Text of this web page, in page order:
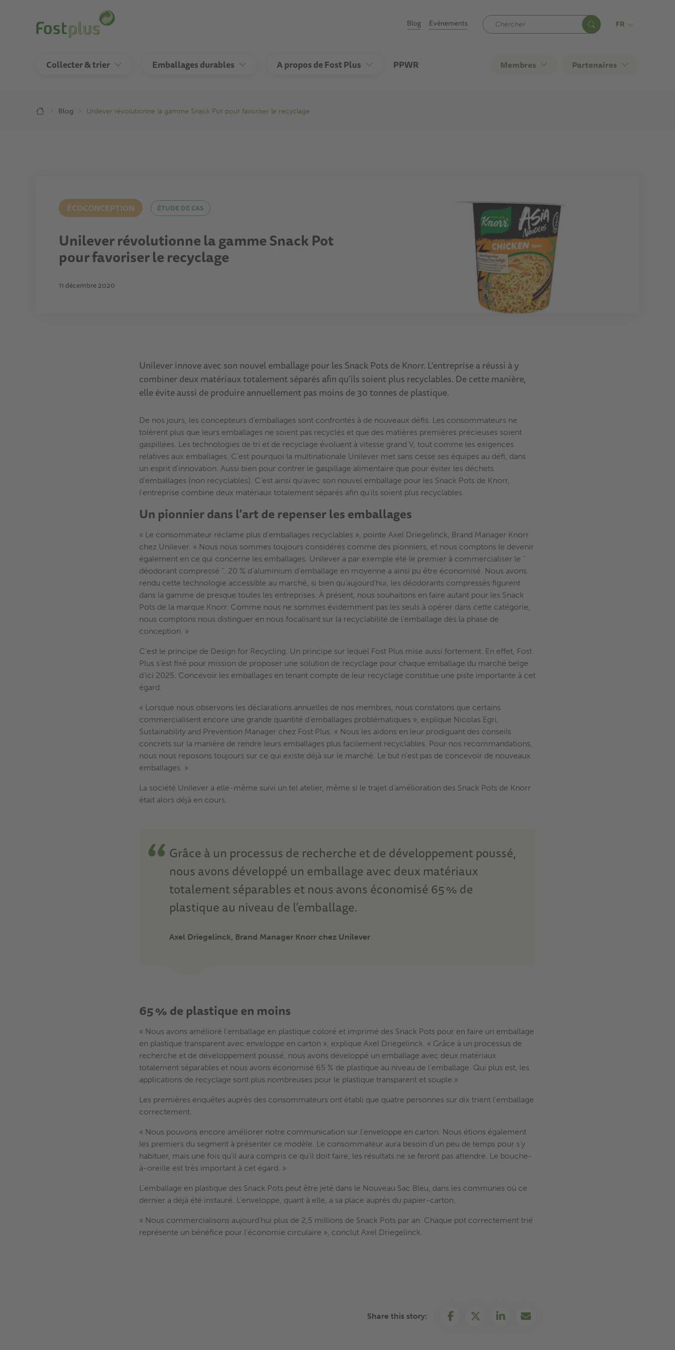
Secondary
Blog Evénements FR
Collecter & trier Emballages durables A propos de Fost Plus PPWR Membres Partenaires
Breadcrumb
Blog Unilever révolutionne la gamme Snack Pot pour favoriser le recyclage
ÉCOCONCEPTION ÉTUDE DE CAS
Unilever révolutionne la gamme Snack Pot
pour favoriser le recyclage
11 décembre 2020
Unilever innove avec son nouvel emballage pour les Snack Pots de Knorr. L'entreprise a réussi à y
combiner deux matériaux totalement séparés afin qu’ils soient plus recyclables. De cette manière,
elle évite aussi de produire annuellement pas moins de 30 tonnes de plastique.
De nos jours, les concepteurs d’emballages sont confrontés à de nouveaux défis. Les consommateurs ne
tolèrent plus que leurs emballages ne soient pas recyclés et que des matières premières précieuses soient
gaspillées. Les technologies de tri et de recyclage évoluent à vitesse grand V, tout comme les exigences
relatives aux emballages. C’est pourquoi la multinationale Unilever met sans cesse ses équipes au défi, dans
un esprit d'innovation. Aussi bien pour contrer le gaspillage alimentaire que pour éviter les déchets
d’emballages (non recyclables). C’est ainsi qu’avec son nouvel emballage pour les Snack Pots de Knorr,
l’entreprise combine deux matériaux totalement séparés afin qu’ils soient plus recyclables.
Un pionnier dans l’art de repenser les emballages
« Le consommateur réclame plus d’emballages recyclables », pointe Axel Driegelinck, Brand Manager Knorr
chez Unilever. « Nous nous sommes toujours considérés comme des pionniers, et nous comptons le devenir
également en ce qui concerne les emballages. Unilever a par exemple été le premier à commercialiser le "
déodorant compressé ". 20 % d’aluminium d’emballage en moyenne a ainsi pu être économisé. Nous avons
rendu cette technologie accessible au marché, si bien qu’aujourd'hui, les déodorants compressés figurent
dans la gamme de presque toutes les entreprises. À présent, nous souhaitons en faire autant pour les Snack
Pots de la marque Knorr. Comme nous ne sommes évidemment pas les seuls à opérer dans cette catégorie,
nous comptons nous distinguer en nous focalisant sur la recyclabilité de l’emballage dès la phase de
conception. »
C’est le principe de Design for Recycling. Un principe sur lequel Fost Plus mise aussi fortement. En effet, Fost
Plus s’est fixé pour mission de proposer une solution de recyclage pour chaque emballage du marché belge
d’ici 2025. Concevoir les emballages en tenant compte de leur recyclage constitue une piste importante à cet
égard.
« Lorsque nous observons les déclarations annuelles de nos membres, nous constatons que certains
commercialisent encore une grande quantité d’emballages problématiques », explique Nicolas Egri,
Sustainability and Prevention Manager chez Fost Plus. « Nous les aidons en leur prodiguant des conseils
concrets sur la manière de rendre leurs emballages plus facilement recyclables. Pour nos recommandations,
nous nous reposons toujours sur ce qui existe déjà sur le marché. Le but n’est pas de concevoir de nouveaux
emballages. »
La société Unilever a elle-même suivi un tel atelier, même si le trajet d’amélioration des Snack Pots de Knorr
était alors déjà en cours.
Grâce à un processus de recherche et de développement poussé,
nous avons développé un emballage avec deux matériaux
totalement séparables et nous avons économisé 65 % de
plastique au niveau de l’emballage.
Axel Driegelinck, Brand Manager Knorr chez Unilever
65 % de plastique en moins
« Nous avons amélioré l’emballage en plastique coloré et imprimé des Snack Pots pour en faire un emballage
en plastique transparent avec enveloppe en carton », explique Axel Driegelinck. « Grâce à un processus de
recherche et de développement poussé, nous avons développé un emballage avec deux matériaux
totalement séparables et nous avons économisé 65 % de plastique au niveau de l’emballage. Qui plus est, les
applications de recyclage sont plus nombreuses pour le plastique transparent et souple.»
Les premières enquêtes auprès des consommateurs ont établi que quatre personnes sur dix trient l’emballage
correctement.
« Nous pouvons encore améliorer notre communication sur l’enveloppe en carton. Nous étions également
les premiers du segment à présenter ce modèle. Le consommateur aura besoin d'un peu de temps pour s’y
habituer, mais une fois qu’il aura compris ce qu’il doit faire, les résultats ne se feront pas attendre. Le bouche-
à-oreille est très important à cet égard. »
L’emballage en plastique des Snack Pots peut être jeté dans le Nouveau Sac Bleu, dans les communes où ce
dernier a déjà été instauré. L’enveloppe, quant à elle, a sa place auprès du papier-carton.
« Nous commercialisons aujourd’hui plus de 2,5 millions de Snack Pots par an. Chaque pot correctement trié
représente un bénéfice pour l’économie circulaire », conclut Axel Driegelinck.
Share this story: